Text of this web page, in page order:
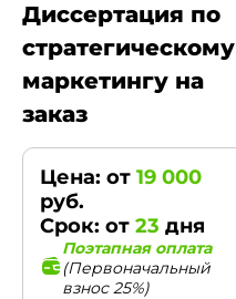
Диссертация по
стратегическому
маркетингу на
заказ
Цена: от 19 000
руб.
Срок: от 23 дня
Поэтапная оплата
(Первоначальный
взнос 25%)